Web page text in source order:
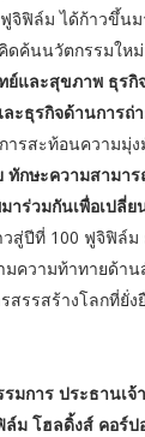
จิฟิล์ม ได้ก้าวขึ้น
ดค้นนวัตกรรมให
ย์และสุขภาพ ธุร
ะธุรกิจด้านการถ่
ารสะท้อนความมุ่
กษะความสามา
าร่วมกันเพื่อเปลี่ย
สู่ปีที่ 100 ฟูจิฟิล์ม
มความท้าทายด้า
รรสร้างโลกที่ยั่ง
มการ ประธานเ
ม โฮลดิ้งส์ คอร์ป